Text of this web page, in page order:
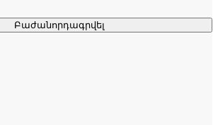
Բաժանորդագրվել